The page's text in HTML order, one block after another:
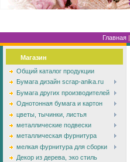
Главная|
Магазин
Общий каталог продукции
Бумага дизайн scrap-anika.ru
Бумага других производителей
Однотонная бумага и картон
цветы, тычинки, листья
металлические подвески
металлическая фурнитура
мелкая фурнитура для сборки
Декор из дерева, эко стиль